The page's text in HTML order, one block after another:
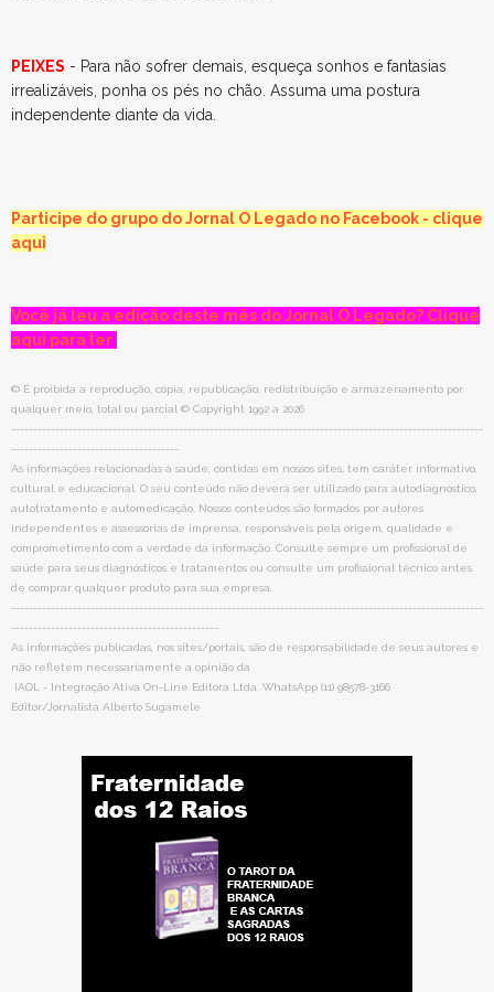
PEIXES - Para não sofrer demais, esqueça sonhos e fantasias
irrealizáveis, ponha os pés no chão. Assuma uma postura
independente diante da vida.
Participe do grupo do Jornal O Legado no Facebook - clique
aqui
Você já leu a edição deste mês do Jornal O Legado? Clique
aqui para ler
© É proibida a reprodução, cópia, republicação, redistribuição e armazenamento por
qualquer meio, total ou parcial © Copyright 1992 a 2026
-----------------------------------------------------------------------------------------------------------
--------------------------------------
As informações relacionadas à saúde, contidas em nossos sites, tem caráter informativo,
cultural e educacional. O seu conteúdo não deverá ser utilizado para autodiagnóstico,
autotratamento e automedicação. Nossos conteúdos são formados por autores
independentes e assessorias de imprensa, responsáveis pela origem, qualidade e
comprometimento com a verdade da informação. Consulte sempre um profissional de
saúde para seus diagnósticos e tratamentos ou consulte um profissional técnico antes
de comprar qualquer produto para sua empresa.
-----------------------------------------------------------------------------------------------------------
-----------------------------------------------
As informações publicadas, nos sites/portais, são de responsabilidade de seus autores e
não refletem necessariamente a opinião da
IAOL - Integração Ativa On-Line Editora Ltda. WhatsApp (11) 98578-3166
Editor/Jornalista Alberto Sugamele